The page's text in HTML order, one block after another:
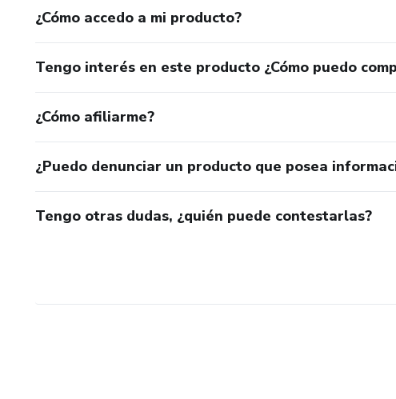
¿Cómo accedo a mi producto?
Tengo interés en este producto ¿Cómo puedo
¿Cómo afiliarme?
¿Puedo denunciar un producto que posea
Tengo otras dudas, ¿quién puede contestarlas?